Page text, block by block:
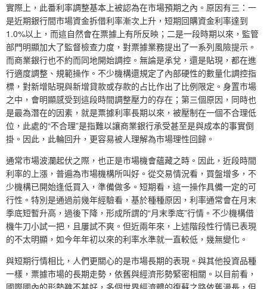
實際上，此番利率調整基本上被認為在市場預期之內。原因有三：一
是近期銀行間市場資金拆借利率漸次上升，短期回購資金利率達到
1.0%以上，而這自然會在票據上有所反映；二是一段時期以來，監管
部門明顯加大了監督檢查力度，對票據業務提出了一系列風險提示。
而商業銀行也不約而同地開始調控。無論是承兌，還是貼現，都在進
行適度調整、規範操作。不少機構還規定了內部硬性的數量化調控指
標，對新增貼現與新增貸款或存款的占比作出了比例限定。身置市場
之中，會明顯感受到這段時間調整壓力的存在；第三個原因，同時也
是最為潛在的因素，就是票據利率長期以來，被壓制在一個不合理低
位，此處的“不合理”是指難以讓商業銀行承受甚至是與成本的事實倒
掛。因此，此輪回升，更容易被人理解為市場理性回歸。
通常市場波瀾起伏之際，也正是市場機會蘊藏之時。因此，近段時間
利率的上漲，普遍為市場機構所叫好。從交易情況看，買盤增多，不
少機構已開始逢低買入，準備做多。短期看，這一操作具備一定的可
行性。特別是通過前幾年經驗看，基於種種原因，利率通常會在月末
季底短暫升高，過後下降，形成所謂的“月末季底”行情。不少機構借
機牛刀小試一把，且屢試不爽。但近兩年來，上述階段性行情已表現
的不太明顯，如今年年初以來的利率水準就一直較低，幾無變化。
與短期行情相比，人們更關心的是市場長期的表現。與其他投資品種
一樣，票據市場的長期走勢，依舊與經濟形勢緊密相關。以目前看，
國際國內的形勢雖不甚好，多個世界經濟體的復蘇之路依舊漫長，但